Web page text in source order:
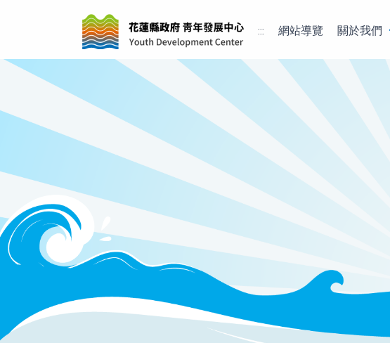
::: 網站導覽 關於我們